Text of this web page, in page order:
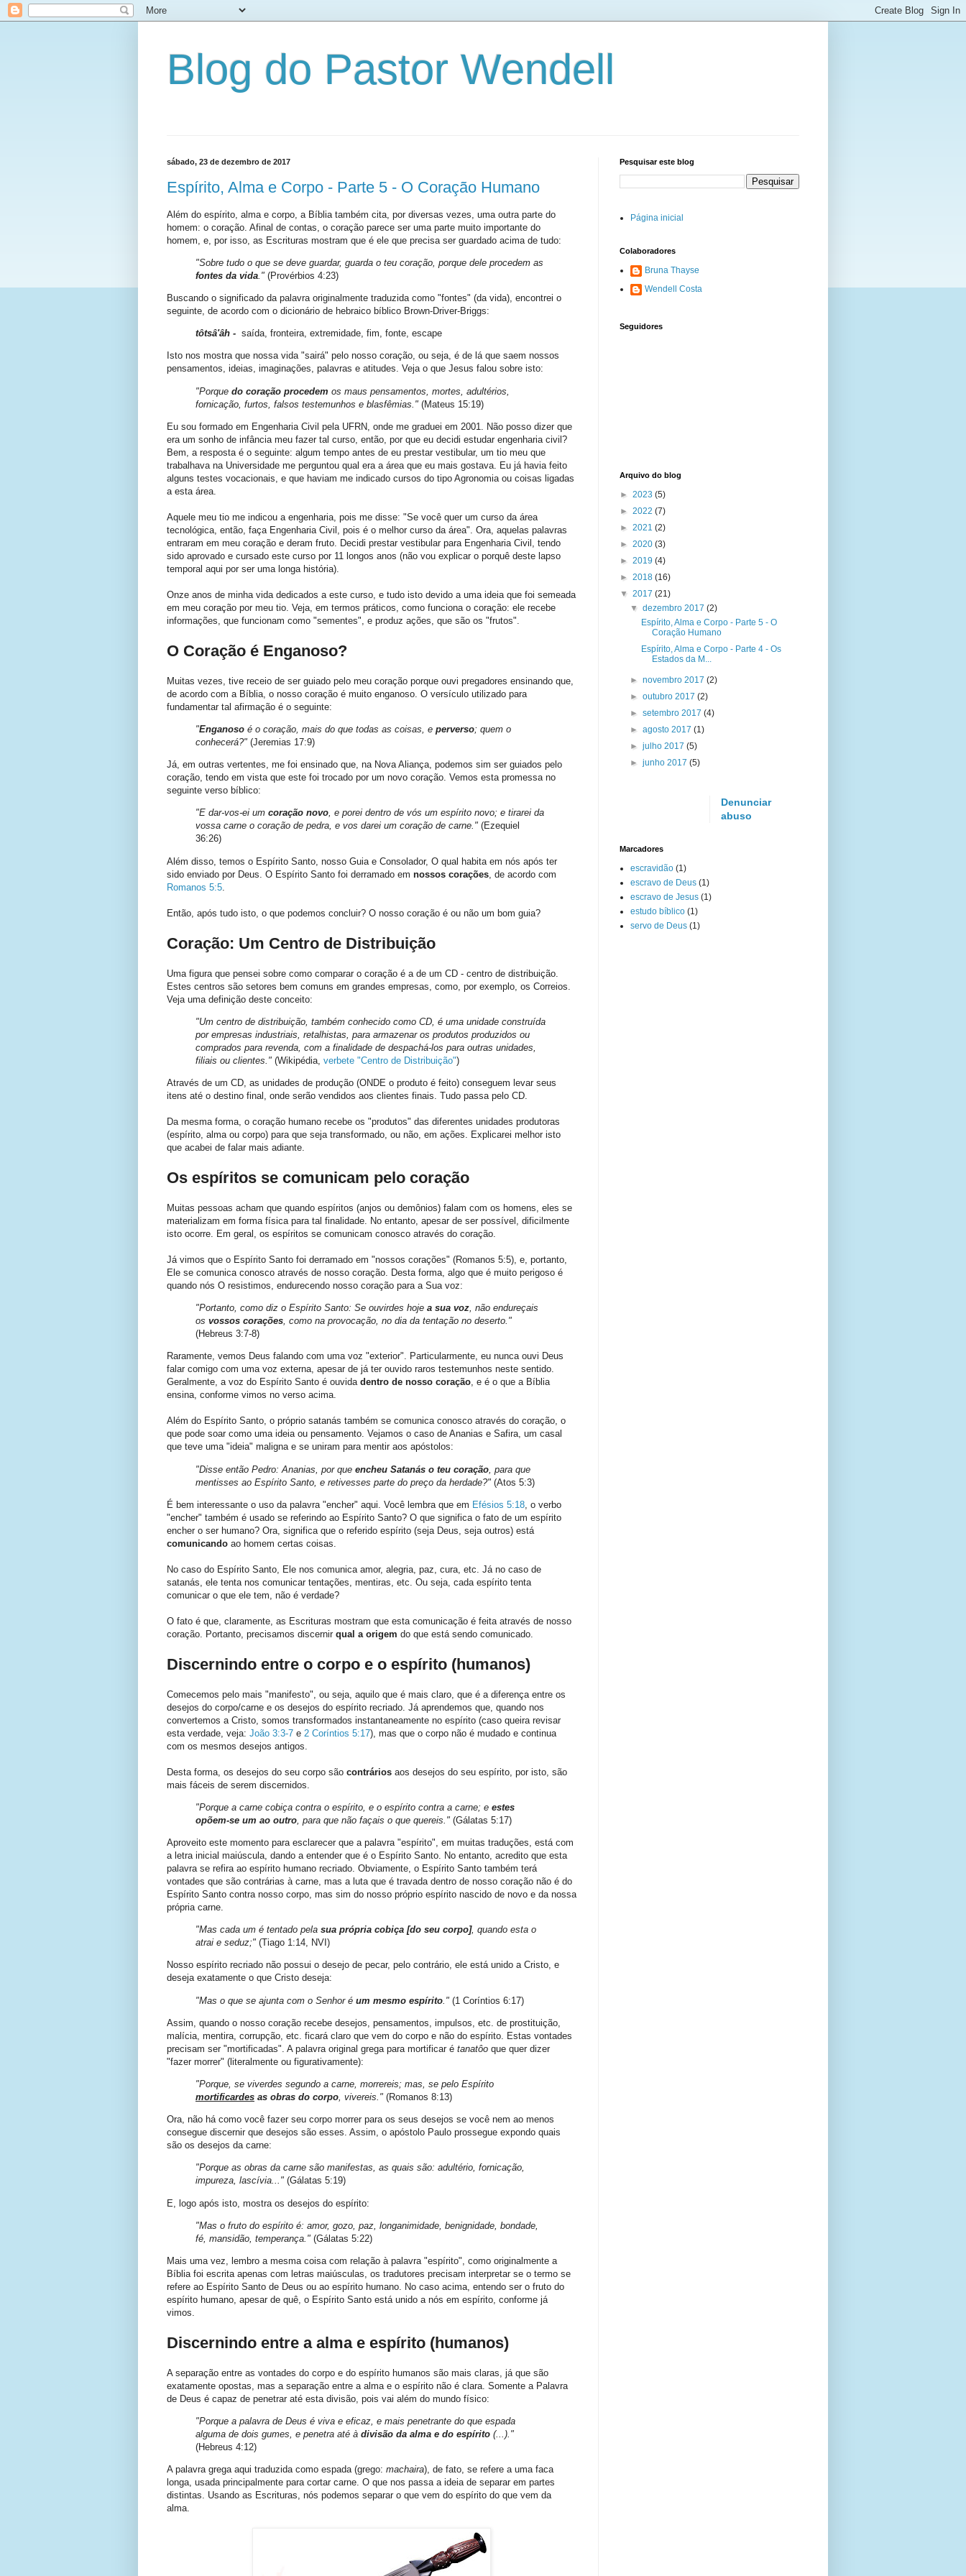
Blog do Pastor Wendell
sábado, 23 de dezembro de 2017
Espírito, Alma e Corpo - Parte 5 - O Coração Humano
Além do espírito, alma e corpo, a Bíblia também cita, por diversas vezes, uma outra parte do
homem: o coração. Afinal de contas, o coração parece ser uma parte muito importante do
homem, e, por isso, as Escrituras mostram que é ele que precisa ser guardado acima de tudo:
"Sobre tudo o que se deve guardar, guarda o teu coração, porque dele procedem as
fontes da vida ." (Provérbios 4:23)
Buscando o significado da palavra originalmente traduzida como "fontes" (da vida), encontrei o
seguinte, de acordo com o dicionário de hebraico bíblico Brown-Driver-Briggs:
tôtsâ'âh - saída, fronteira, extremidade, fim, fonte, escape
Isto nos mostra que nossa vida "sairá" pelo nosso coração, ou seja, é de lá que saem nossos
pensamentos, ideias, imaginações, palavras e atitudes. Veja o que Jesus falou sobre isto:
"Porque do coração procedem os maus pensamentos, mortes, adultérios,
fornicação, furtos, falsos testemunhos e blasfêmias." (Mateus 15:19)
Eu sou formado em Engenharia Civil pela UFRN, onde me graduei em 2001. Não posso dizer que
era um sonho de infância meu fazer tal curso, então, por que eu decidi estudar engenharia civil?
Bem, a resposta é o seguinte: algum tempo antes de eu prestar vestibular, um tio meu que
trabalhava na Universidade me perguntou qual era a área que eu mais gostava. Eu já havia feito
alguns testes vocacionais, e que haviam me indicado cursos do tipo Agronomia ou coisas ligadas
a esta área.
Aquele meu tio me indicou a engenharia, pois me disse: "Se você quer um curso da área
tecnológica, então, faça Engenharia Civil, pois é o melhor curso da área". Ora, aquelas palavras
entraram em meu coração e deram fruto. Decidi prestar vestibular para Engenharia Civil, tendo
sido aprovado e cursado este curso por 11 longos anos (não vou explicar o porquê deste lapso
temporal aqui por ser uma longa história).
Onze anos de minha vida dedicados a este curso, e tudo isto devido a uma ideia que foi semeada
em meu coração por meu tio. Veja, em termos práticos, como funciona o coração: ele recebe
informações, que funcionam como "sementes", e produz ações, que são os "frutos".
O Coração é Enganoso?
Muitas vezes, tive receio de ser guiado pelo meu coração porque ouvi pregadores ensinando que,
de acordo com a Bíblia, o nosso coração é muito enganoso. O versículo utilizado para
fundamentar tal afirmação é o seguinte:
"Enganoso é o coração, mais do que todas as coisas, e perverso; quem o
conhecerá?" (Jeremias 17:9)
Já, em outras vertentes, me foi ensinado que, na Nova Aliança, podemos sim ser guiados pelo
coração, tendo em vista que este foi trocado por um novo coração. Vemos esta promessa no
seguinte verso bíblico:
"E dar-vos-ei um coração novo, e porei dentro de vós um espírito novo; e tirarei da
vossa carne o coração de pedra, e vos darei um coração de carne." (Ezequiel
36:26)
Além disso, temos o Espírito Santo, nosso Guia e Consolador, O qual habita em nós após ter
sido enviado por Deus. O Espírito Santo foi derramado em nossos corações , de acordo com
Romanos 5:5
Então, após tudo isto, o que podemos concluir? O nosso coração é ou não um bom guia?
Coração: Um Centro de Distribuição
Uma figura que pensei sobre como comparar o coração é a de um CD - centro de distribuição.
Estes centros são setores bem comuns em grandes empresas, como, por exemplo, os Correios.
Veja uma definição deste conceito:
"Um centro de distribuição, também conhecido como CD, é uma unidade construída
por empresas industriais, retalhistas, para armazenar os produtos produzidos ou
comprados para revenda, com a finalidade de despachá-los para outras unidades,
filiais ou clientes." (Wikipédia, verbete "Centro de Distribuição")
Através de um CD, as unidades de produção (ONDE o produto é feito) conseguem levar seus
itens até o destino final, onde serão vendidos aos clientes finais. Tudo passa pelo CD.
Da mesma forma, o coração humano recebe os "produtos" das diferentes unidades produtoras
(espírito, alma ou corpo) para que seja transformado, ou não, em ações. Explicarei melhor isto
que acabei de falar mais adiante.
Os espíritos se comunicam pelo coração
Muitas pessoas acham que quando espíritos (anjos ou demônios) falam com os homens, eles se
materializam em forma física para tal finalidade. No entanto, apesar de ser possível, dificilmente
isto ocorre. Em geral, os espíritos se comunicam conosco através do coração.
Já vimos que o Espírito Santo foi derramado em "nossos corações" (Romanos 5:5), e, portanto,
Ele se comunica conosco através de nosso coração. Desta forma, algo que é muito perigoso é
quando nós O resistimos, endurecendo nosso coração para a Sua voz:
"Portanto, como diz o Espírito Santo: Se ouvirdes hoje a sua voz, não endureçais
os vossos corações, como na provocação, no dia da tentação no deserto."
(Hebreus 3:7-8)
Raramente, vemos Deus falando com uma voz "exterior". Particularmente, eu nunca ouvi Deus
falar comigo com uma voz externa, apesar de já ter ouvido raros testemunhos neste sentido.
Geralmente, a voz do Espírito Santo é ouvida dentro de nosso coração, e é o que a Bíblia
ensina, conforme vimos no verso acima.
Além do Espírito Santo, o próprio satanás também se comunica conosco através do coração, o
que pode soar como uma ideia ou pensamento. Vejamos o caso de Ananias e Safira, um casal
que teve uma "ideia" maligna e se uniram para mentir aos apóstolos:
"Disse então Pedro: Ananias, por que encheu Satanás o teu coração , para que
mentisses ao Espírito Santo, e retivesses parte do preço da herdade?" (Atos 5:3)
É bem interessante o uso da palavra "encher" aqui. Você lembra que em Efésios 5:18 , o verbo
"encher" também é usado se referindo ao Espírito Santo? O que significa o fato de um espírito
encher o ser humano? Ora, significa que o referido espírito (seja Deus, seja outros) está
comunicando ao homem certas coisas.
No caso do Espírito Santo, Ele nos comunica amor, alegria, paz, cura, etc. Já no caso de
satanás, ele tenta nos comunicar tentações, mentiras, etc. Ou seja, cada espírito tenta
comunicar o que ele tem, não é verdade?
O fato é que, claramente, as Escrituras mostram que esta comunicação é feita através de nosso
coração. Portanto, precisamos discernir qual a origem do que está sendo comunicado.
Discernindo entre o corpo e o espírito (humanos)
Comecemos pelo mais "manifesto", ou seja, aquilo que é mais claro, que é a diferença entre os
desejos do corpo/carne e os desejos do espírito recriado. Já aprendemos que, quando nos
convertemos a Cristo, somos transformados instantaneamente no espírito (caso queira revisar
esta verdade, veja: João 3:3-7 e 2 Coríntios 5:17), mas que o corpo não é mudado e continua
com os mesmos desejos antigos.
Desta forma, os desejos do seu corpo são contrários aos desejos do seu espírito, por isto, são
mais fáceis de serem discernidos.
"Porque a carne cobiça contra o espírito, e o espírito contra a carne; e estes
opõem-se um ao outro , para que não façais o que quereis." (Gálatas 5:17)
Aproveito este momento para esclarecer que a palavra "espírito", em muitas traduções, está com
a letra inicial maiúscula, dando a entender que é o Espírito Santo. No entanto, acredito que esta
palavra se refira ao espírito humano recriado. Obviamente, o Espírito Santo também terá
vontades que são contrárias à carne, mas a luta que é travada dentro de nosso coração não é do
Espírito Santo contra nosso corpo, mas sim do nosso próprio espírito nascido de novo e da nossa
própria carne.
"Mas cada um é tentado pela sua própria cobiça [do seu corpo], quando esta o
atrai e seduz;" (Tiago 1:14, NVI)
Nosso espírito recriado não possui o desejo de pecar, pelo contrário, ele está unido a Cristo, e
deseja exatamente o que Cristo deseja:
"Mas o que se ajunta com o Senhor é um mesmo espírito ." (1 Coríntios 6:17)
Assim, quando o nosso coração recebe desejos, pensamentos, impulsos, etc. de prostituição,
malícia, mentira, corrupção, etc. ficará claro que vem do corpo e não do espírito. Estas vontades
precisam ser "mortificadas". A palavra original grega para mortificar é tanatôo que quer dizer
"fazer morrer" (literalmente ou figurativamente):
"Porque, se viverdes segundo a carne, morrereis; mas, se pelo Espírito
mortificardes as obras do corpo, vivereis." (Romanos 8:13)
Ora, não há como você fazer seu corpo morrer para os seus desejos se você nem ao menos
consegue discernir que desejos são esses. Assim, o apóstolo Paulo prossegue expondo quais
são os desejos da carne:
"Porque as obras da carne são manifestas, as quais são: adultério, fornicação,
impureza, lascívia..." (Gálatas 5:19)
E, logo após isto, mostra os desejos do espírito:
"Mas o fruto do espírito é: amor, gozo, paz, longanimidade, benignidade, bondade,
fé, mansidão, temperança." (Gálatas 5:22)
Mais uma vez, lembro a mesma coisa com relação à palavra "espírito", como originalmente a
Bíblia foi escrita apenas com letras maiúsculas, os tradutores precisam interpretar se o termo se
refere ao Espírito Santo de Deus ou ao espírito humano. No caso acima, entendo ser o fruto do
espírito humano, apesar de quê, o Espírito Santo está unido a nós em espírito, conforme já
vimos.
Discernindo entre a alma e espírito (humanos)
A separação entre as vontades do corpo e do espírito humanos são mais claras, já que são
exatamente opostas, mas a separação entre a alma e o espírito não é clara. Somente a Palavra
de Deus é capaz de penetrar até esta divisão, pois vai além do mundo físico:
"Porque a palavra de Deus é viva e eficaz, e mais penetrante do que espada
alguma de dois gumes, e penetra até à divisão da alma e do espírito (...)."
(Hebreus 4:12)
A palavra grega aqui traduzida como espada (grego: machaira), de fato, se refere a uma faca
longa, usada principalmente para cortar carne. O que nos passa a ideia de separar em partes
distintas. Usando as Escrituras, nós podemos separar o que vem do espírito do que vem da
alma.
Pesquisar este blog
Página inicial
Colaboradores
Bruna Thayse
Wendell Costa
Seguidores
Arquivo do blog
► 2023 (5)
► 2022 (7)
► 2021 (2)
► 2020 (3)
► 2019 (4)
► 2018 (16)
▼ 2017 (21)
▼dezembro 2017(2)
Espírito, Alma e Corpo - Parte 5 - O
Coração Humano
Espírito, Alma e Corpo - Parte 4 - Os
Estados da M...
►novembro 2017(2)
►outubro 2017(2)
►setembro 2017(4)
►agosto 2017(1)
►julho 2017(5)
►junho 2017(5)
Denunciar
abuso
Marcadores
escravidão (1)
escravo de Deus (1)
escravo de Jesus (1)
estudo bíblico (1)
servo de Deus (1)